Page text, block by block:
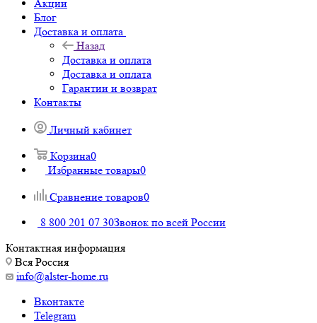
Акции
Блог
Доставка и оплата
Назад
Доставка и оплата
Доставка и оплата
Гарантии и возврат
Контакты
Личный кабинет
Корзина0
Избранные товары0
Сравнение товаров0
8 800 201 07 30Звонок по всей России
Контактная информация
Вся Россия
info@alster-home.ru
Вконтакте
Telegram